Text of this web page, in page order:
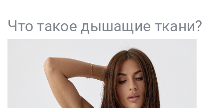
Что такое дышащие ткани?